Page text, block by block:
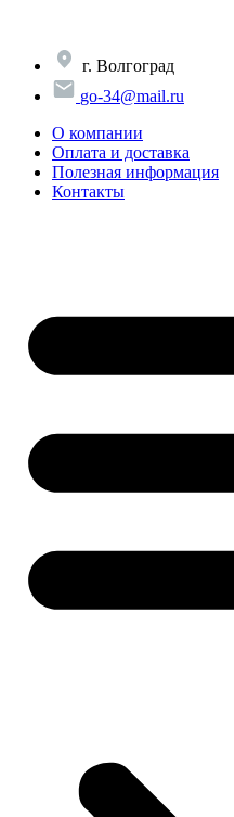
содержимому
г. Волгоград
go-34@mail.ru
О компании
Оплата и доставка
Полезная информация
Контакты